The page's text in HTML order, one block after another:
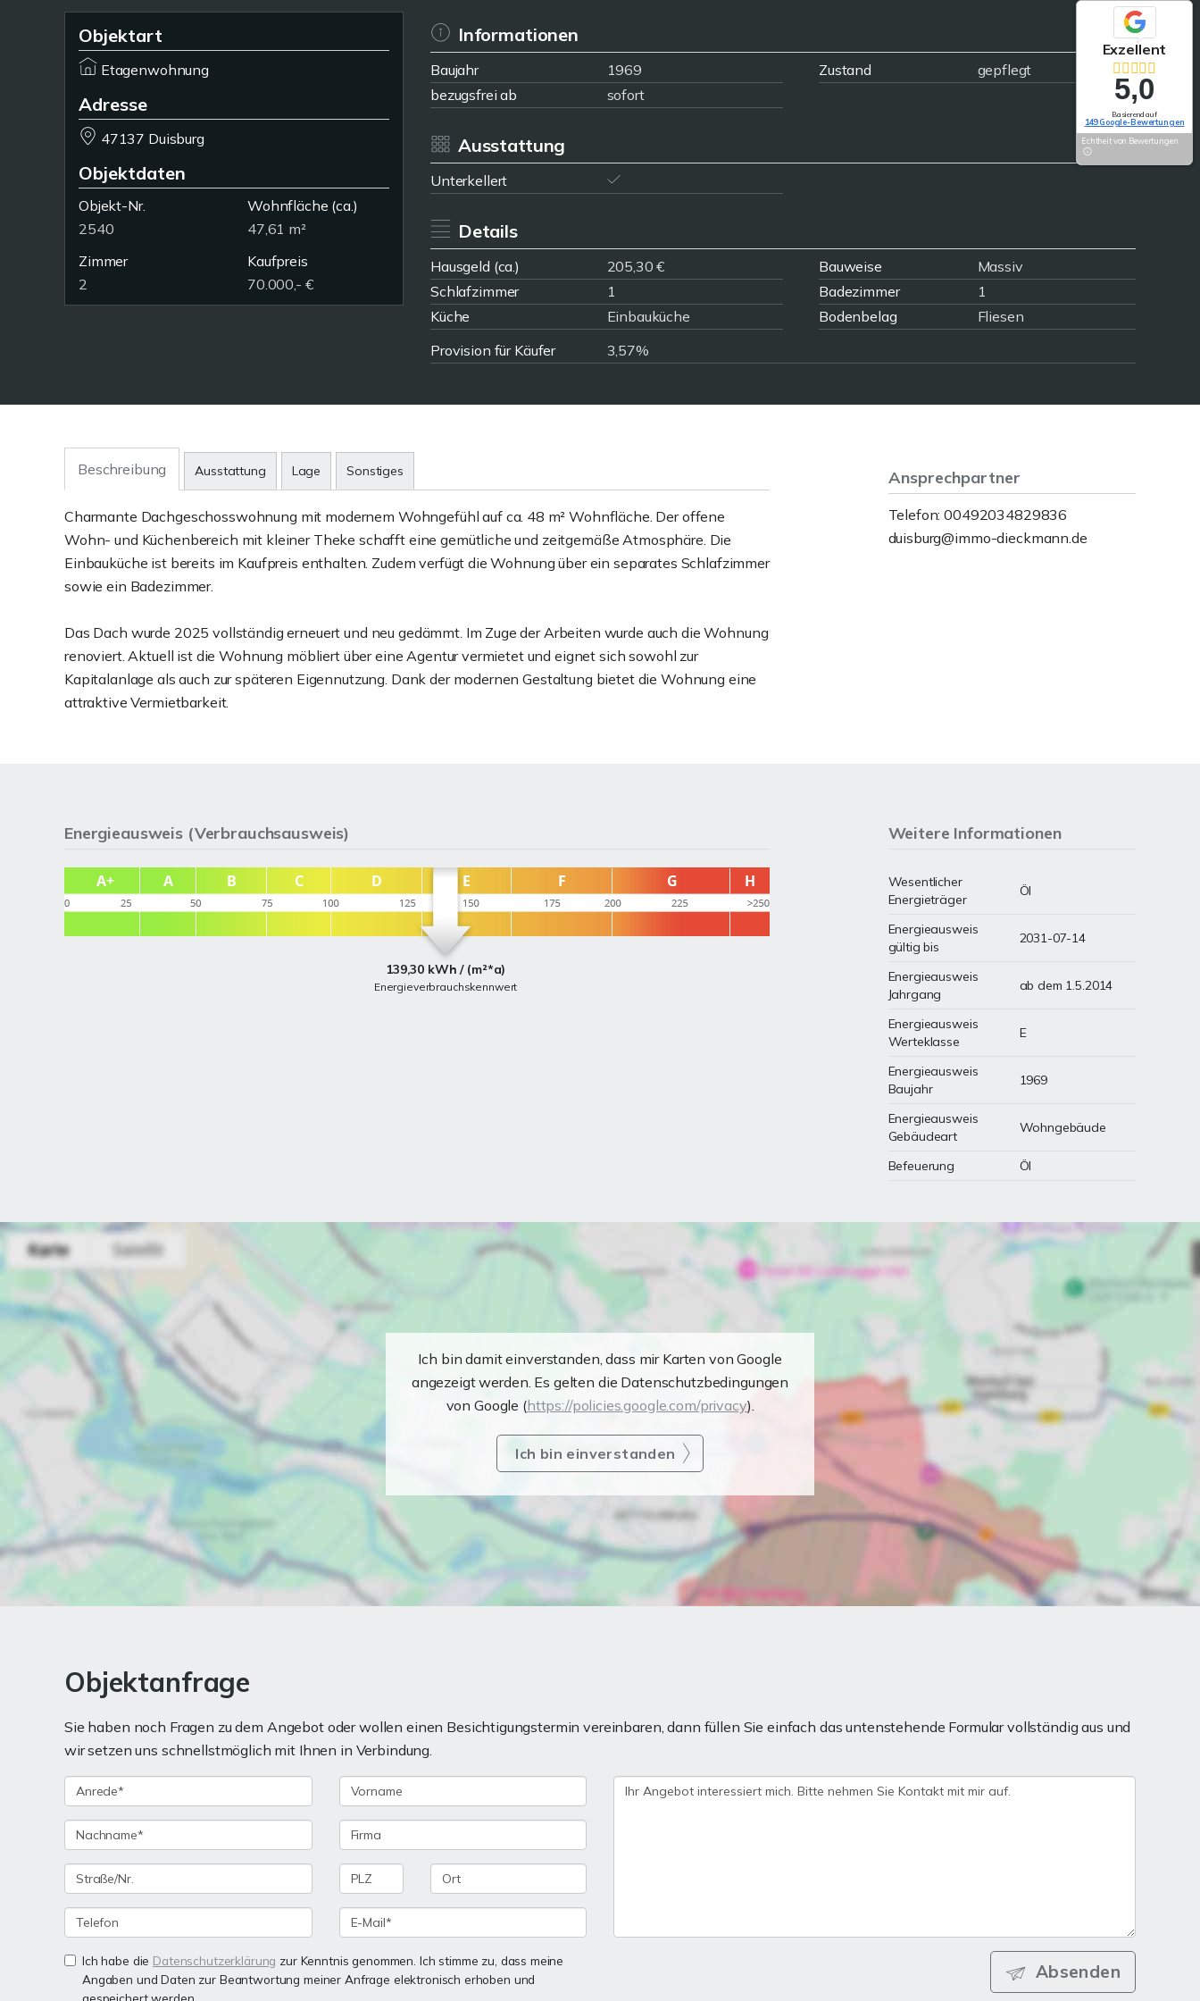
Objektart
Etagenwohnung
Adresse
47137 Duisburg
Objektdaten
Objekt-Nr.
2540
Wohnfläche (ca.)
47,61 m²
Zimmer
2
Kaufpreis
70.000,- €
Informationen
Baujahr 1969 Zustand
gepflegt
bezugsfrei ab
sofort
Ausstattung
Unterkellert
Details
Hausgeld (ca.) 205,30 € Bauweise
Massiv
Schlafzimmer
1 Badezimmer
1
Küche
Einbauküche Bodenbelag
Fliesen
Provision für Käufer
3,57%
Beschreibung Ausstattung Lage Sonstiges
Charmante Dachgeschosswohnung mit modernem Wohngefühl auf ca. 48 m² Wohnfläche. Der offene
Wohn- und Küchenbereich mit kleiner Theke schafft eine gemütliche und zeitgemäße Atmosphäre. Die
Einbauküche ist bereits im Kaufpreis enthalten. Zudem verfügt die Wohnung über ein separates Schlafzimmer
sowie ein Badezimmer.
Das Dach wurde 2025 vollständig erneuert und neu gedämmt. Im Zuge der Arbeiten wurde auch die Wohnung
renoviert. Aktuell ist die Wohnung möbliert über eine Agentur vermietet und eignet sich sowohl zur
Kapitalanlage als auch zur späteren Eigennutzung. Dank der modernen Gestaltung bietet die Wohnung eine
attraktive Vermietbarkeit.
Ansprechpartner
Telefon: 00492034829836
duisburg@immo-dieckmann.de
Energieausweis (Verbrauchsausweis)
139,30 kWh / (m²*a)
Energieverbrauchskennwert
Weitere Informationen
Wesentlicher
Energieträger
Öl
Energieausweis
gültig bis
2031-07-14
Energieausweis
Jahrgang
ab dem 1.5.2014
Energieausweis
Werteklasse
E
Energieausweis
Baujahr
1969
Energieausweis
Gebäudeart
Wohngebäude
Befeuerung Öl
Ich bin damit einverstanden, dass mir Karten von Google
angezeigt werden. Es gelten die Datenschutzbedingungen
von Google (https://policies.google.com/privacy).
Ich bin einverstanden
Objektanfrage
Sie haben noch Fragen zu dem Angebot oder wollen einen Besichtigungstermin vereinbaren, dann füllen Sie einfach das untenstehende Formular vollständig aus und
wir setzen uns schnellstmöglich mit Ihnen in Verbindung.
Ich habe die Datenschutzerklärung zur Kenntnis genommen. Ich stimme zu, dass meine
Angaben und Daten zur Beantwortung meiner Anfrage elektronisch erhoben und
gespeichert werden.
Absenden
Exzellent
5,0
Basierend auf
149 Google-Bewertungen
Echtheit von Bewertungen